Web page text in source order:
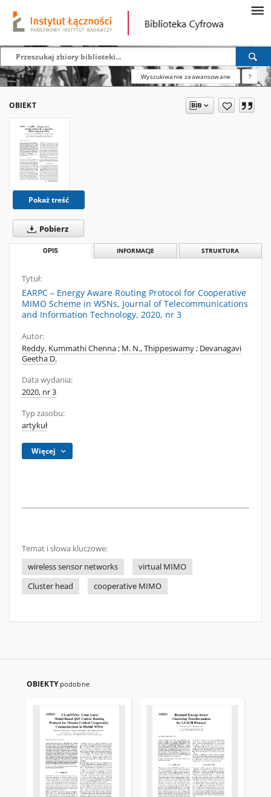
Wyszukiwanie zaawansowane ?
OBIEKT
Pokaż treść
Pobierz
OPIS INFORMACJE STRUKTURA
Tytuł:
EARPC – Energy Aware Routing Protocol for Cooperative
MIMO Scheme in WSNs, Journal of Telecommunications
and Information Technology, 2020, nr 3
Autor:
Reddy, Kummathi Chenna; M. N., Thippeswamy; Devanagavi
Geetha D.
Data wydania:
2020, nr 3
Typ zasobu:
artykuł
Więcej
Temat i słowa kluczowe:
wireless sensor networks
virtual MIMO
Cluster head
cooperative MIMO
OBIEKTY podobne